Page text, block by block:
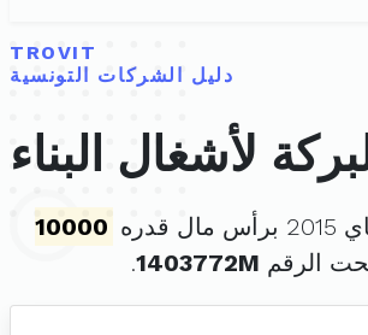
TROVIT
دليل الشركات التونسية
لأشغال البناء
10000
الرقم 1403772M
.